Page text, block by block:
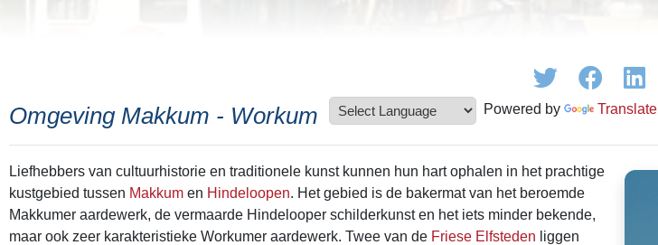
Omgeving Makkum - Workum Powered by Translate
Liefhebbers van cultuurhistorie en traditionele kunst kunnen hun hart ophalen in het prachtige
kustgebied tussen Makkum en Hindeloopen. Het gebied is de bakermat van het beroemde
Makkumer aardewerk, de vermaarde Hindelooper schilderkunst en het iets minder bekende,
maar ook zeer karakteristieke Workumer aardewerk. Twee van de Friese Elfsteden liggen